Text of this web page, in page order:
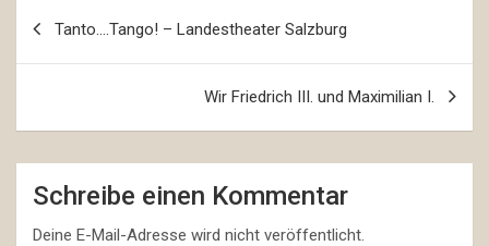
Tanto….Tango! – Landestheater Salzburg
Wir Friedrich III. und Maximilian I.
Schreibe einen Kommentar
Deine E-Mail-Adresse wird nicht veröffentlicht.